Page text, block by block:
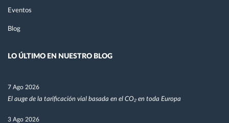
Eventos
Blog
LO ÚLTIMO EN NUESTRO BLOG
7 Ago 2026
El auge de la tarificación vial basada en el CO₂ en toda Europa
3 Ago 2026